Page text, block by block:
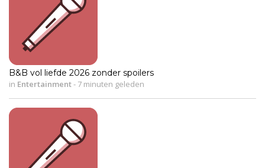
B&B vol liefde 2026 zonder spoilers
in Entertainment- 7 minuten geleden